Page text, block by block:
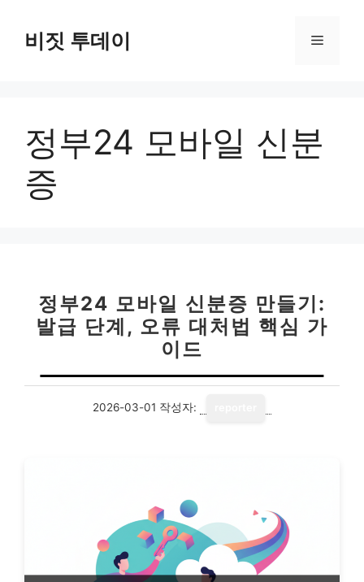
비짓 투데이 메
정부24 모바일 신분
증
정부24 모바일 신분증 만들기:
발급 단계, 오류 대처법 핵심 가
이드
2026-03-01 작성자: